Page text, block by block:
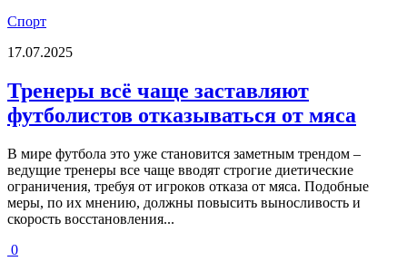
Спорт
17.07.2025
Тренеры всё чаще заставляют
футболистов отказываться от мяса
В мире футбола это уже становится заметным трендом –
ведущие тренеры все чаще вводят строгие диетические
ограничения, требуя от игроков отказа от мяса. Подобные
меры, по их мнению, должны повысить выносливость и
скорость восстановления...
0